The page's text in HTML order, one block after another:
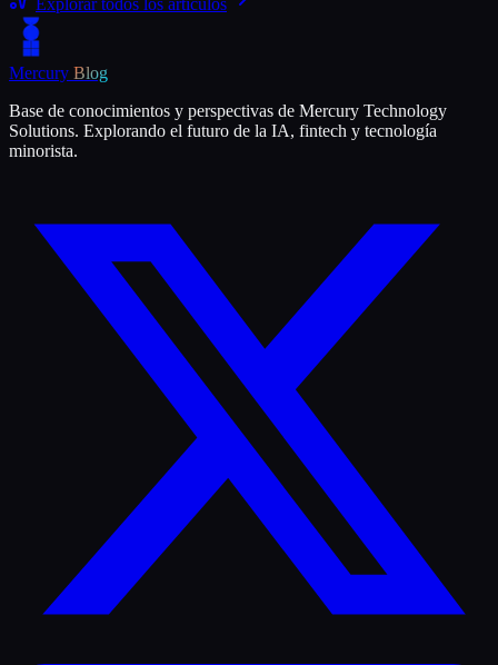
Explorar todos los artículos
Mercury Blog
Base de conocimientos y perspectivas de Mercury Technology
Solutions. Explorando el futuro de la IA, fintech y tecnología
minorista.